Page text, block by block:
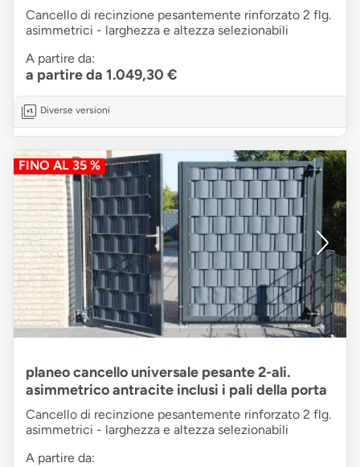
Cancello di recinzione pesantemente rinforzato 2 flg.
asimmetrici - larghezza e altezza selezionabili
A partire da:
a partire da 1.049,30 €
Diverse versioni
FINO AL 35 %
planeo cancello universale pesante 2-ali.
asimmetrico antracite inclusi i pali della porta
Cancello di recinzione pesantemente rinforzato 2 flg.
asimmetrici - larghezza e altezza selezionabili
A partire da: